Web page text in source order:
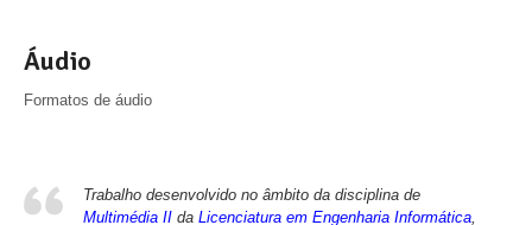
Áudio
Formatos de áudio
Trabalho desenvolvido no âmbito da disciplina de
Multimédia II da Licenciatura em Engenharia Informática